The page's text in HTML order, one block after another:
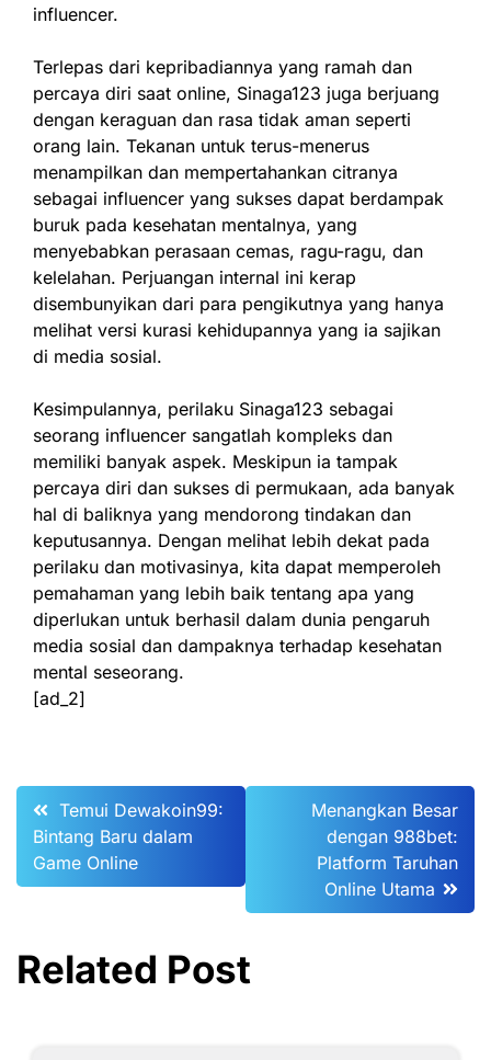
influencer.
Terlepas dari kepribadiannya yang ramah dan
percaya diri saat online, Sinaga123 juga berjuang
dengan keraguan dan rasa tidak aman seperti
orang lain. Tekanan untuk terus-menerus
menampilkan dan mempertahankan citranya
sebagai influencer yang sukses dapat berdampak
buruk pada kesehatan mentalnya, yang
menyebabkan perasaan cemas, ragu-ragu, dan
kelelahan. Perjuangan internal ini kerap
disembunyikan dari para pengikutnya yang hanya
melihat versi kurasi kehidupannya yang ia sajikan
di media sosial.
Kesimpulannya, perilaku Sinaga123 sebagai
seorang influencer sangatlah kompleks dan
memiliki banyak aspek. Meskipun ia tampak
percaya diri dan sukses di permukaan, ada banyak
hal di baliknya yang mendorong tindakan dan
keputusannya. Dengan melihat lebih dekat pada
perilaku dan motivasinya, kita dapat memperoleh
pemahaman yang lebih baik tentang apa yang
diperlukan untuk berhasil dalam dunia pengaruh
media sosial dan dampaknya terhadap kesehatan
mental seseorang.
[ad_2]
Post
navigation
Temui Dewakoin99:
Bintang Baru dalam
Game Online
Menangkan Besar
dengan 988bet:
Platform Taruhan
Online Utama
Related Post